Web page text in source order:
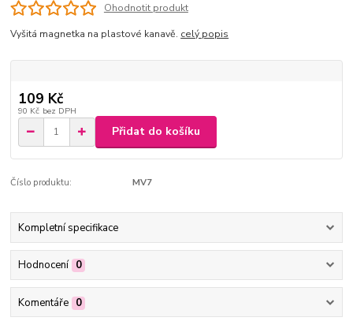
Ohodnotit produkt
Vyšitá magnetka na plastové kanavě. celý popis
109 Kč
90 Kč bez DPH
Přidat do košíku
Číslo produktu: MV7
Kompletní specifikace
Hodnocení 0
Komentáře 0